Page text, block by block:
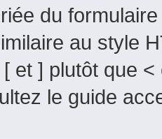
du
au style
et ] plutôt que
le guide